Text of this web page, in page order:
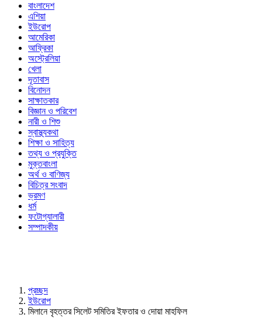
বাংলাদেশ
এশিয়া
ইউরোপ
আমেরিকা
আফ্রিকা
অস্ট্রেলিয়া
খেলা
দূতাবাস
বিনোদন
সাক্ষাতকার
বিজ্ঞান ও পরিবেশ
নারী ও শিশু
স্বাস্থ্যকথা
শিক্ষা ও সাহিত্য
তথ্য ও প্রযুক্তি
মুক্তবাংলা
অর্থ ও বাণিজ্য
বিচিত্র সংবাদ
ভ্রমণ
ধর্ম
ফটোগ্যালারী
সম্পাদকীয়
প্রচ্ছদ
ইউরোপ
মিলানে বৃহত্তর সিলেট সমিতির ইফতার ও দোয়া মাহফিল